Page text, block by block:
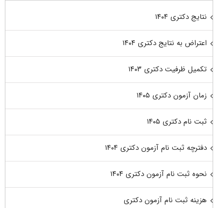
نتایج دکتری ۱۴۰۴
اعتراض به نتایج دکتری ۱۴۰۴
تکمیل ظرفیت دکتری ۱۴۰۳
زمان آزمون دکتری ۱۴۰۵
ثبت نام دکتری ۱۴۰۵
دفترچه ثبت نام آزمون دکتری ۱۴۰۴
نحوه ثبت نام آزمون دکتری ۱۴۰۴
هزینه ثبت نام آزمون دکتری